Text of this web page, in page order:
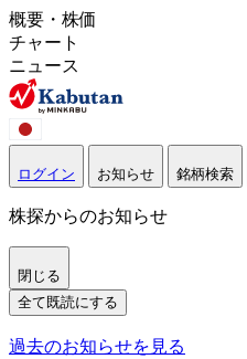
概要・株価
チャート
ニュース
ログイン お知らせ 銘柄検索
株探からのお知らせ
閉じる
全て既読にする
過去のお知らせを見る